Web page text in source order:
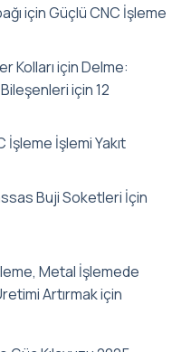
için Güçlü CNC İşleme
Kolları için Delme:
için 12
İşleme İşlemi Yakıt
Buji Soketleri İçin
Metal İşlemede
Artırmak için